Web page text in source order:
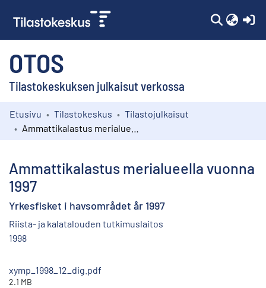
OTOS
Tilastokeskuksen julkaisut verkossa
Kokoelmat
Etusivu Tilastokeskus
Tilastojulkaisut
Ammattikalastus merialueella vuonna
1997
Yrkesfisket i havsområdet år 1997
Riista- ja kalatalouden tutkimuslaitos
1998
xymp_1998_12_dig.pdf
2.1 MB